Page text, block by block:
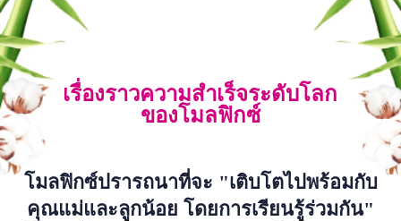
เรื่องราวความสำเร็จระดับโลก
ของโมลฟิกซ์
โมลฟิกซ์ปรารถนาที่จะ "เติบโตไปพร้อมกับ
คุณแม่และลูกน้อย โดยการเรียนรู้ร่วมกัน"